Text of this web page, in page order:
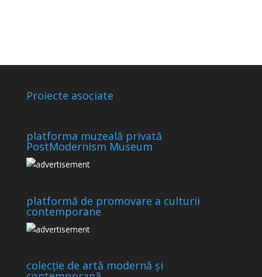
Proiecte asociate
platforma muzeală privată
PostModernism Museum
platformă de promovare a culturii
contemporane
colecție de artă modernă și